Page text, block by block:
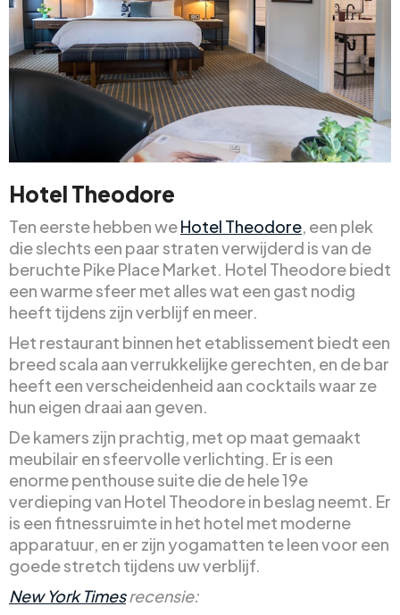
Hotel Theodore
Ten eerste hebben weHotel Theodore, een plek
die slechts een paar straten verwijderd is van de
beruchte Pike Place Market. Hotel Theodore biedt
een warme sfeer met alles wat een gast nodig
heeft tijdens zijn verblijf en meer.
Het restaurant binnen het etablissement biedt een
breed scala aan verrukkelijke gerechten, en de bar
heeft een verscheidenheid aan cocktails waar ze
hun eigen draai aan geven.
De kamers zijn prachtig, met op maat gemaakt
meubilair en sfeervolle verlichting. Er is een
enorme penthouse suite die de hele 19e
verdieping van Hotel Theodore in beslag neemt. Er
is een fitnessruimte in het hotel met moderne
apparatuur, en er zijn yogamatten te leen voor een
goede stretch tijdens uw verblijf.
New York Timesrecensie: